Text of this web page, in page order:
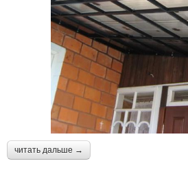
читать дальше →